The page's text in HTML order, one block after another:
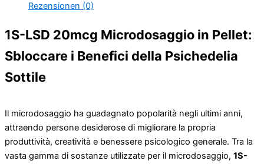
Rezensionen (0)
1S-LSD 20mcg Microdosaggio in Pellet:
Sbloccare i Benefici della Psichedelia
Sottile
Il microdosaggio ha guadagnato popolarità negli ultimi anni,
attraendo persone desiderose di migliorare la propria
produttività, creatività e benessere psicologico generale. Tra la
vasta gamma di sostanze utilizzate per il microdosaggio, 1S-